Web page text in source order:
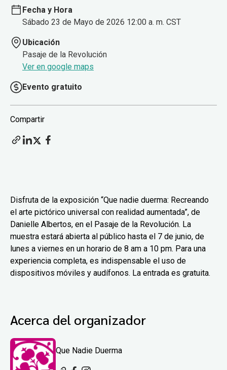
Fecha y Hora
Sábado 23 de Mayo de 2026 12:00 a. m. CST
Ubicación
Pasaje de la Revolución
Ver en google maps
Evento gratuito
Compartir
Disfruta de la exposición “Que nadie duerma: Recreando
el arte pictórico universal con realidad aumentada”, de
Danielle Albertos, en el Pasaje de la Revolución. La
muestra estará abierta al público hasta el 7 de junio, de
lunes a viernes en un horario de 8 am a 10 pm. Para una
experiencia completa, es indispensable el uso de
dispositivos móviles y audífonos. La entrada es gratuita.
Acerca del organizador
Que Nadie Duerma